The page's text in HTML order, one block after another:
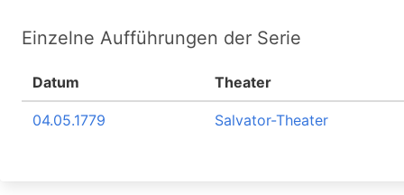
Einzelne Aufführungen der Serie
Datum Theater
04.05.1779 Salvator-Theater